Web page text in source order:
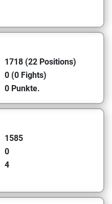
1718 (22 Positions)
0 (0 Fights)
0 Punkte.
1585
0
4